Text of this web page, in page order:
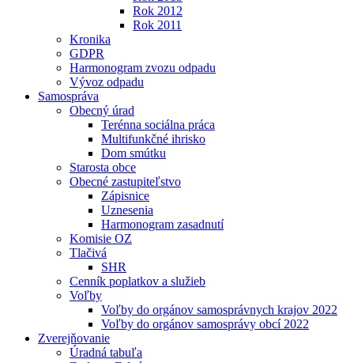
Rok 2012
Rok 2011
Kronika
GDPR
Harmonogram zvozu odpadu
Vývoz odpadu
Samospráva
Obecný úrad
Terénna sociálna práca
Multifunkčné ihrisko
Dom smútku
Starosta obce
Obecné zastupiteľstvo
Zápisnice
Uznesenia
Harmonogram zasadnutí
Komisie OZ
Tlačivá
SHR
Cenník poplatkov a služieb
Voľby
Voľby do orgánov samosprávnych krajov 2022
Voľby do orgánov samosprávy obcí 2022
Zverejňovanie
Úradná tabuľa